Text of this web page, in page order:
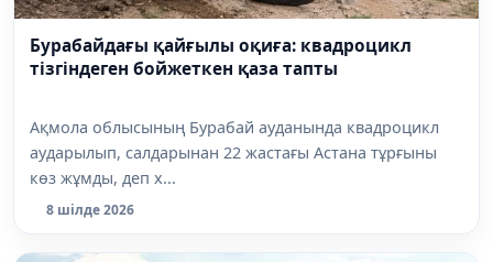
Бурабайдағы қайғылы оқиға: квадроцикл
тізгіндеген бойжеткен қаза тапты
Ақмола облысының Бурабай ауданында квадроцикл
аударылып, салдарынан 22 жастағы Астана тұрғыны
көз жұмды, деп х...
8 шілде 2026